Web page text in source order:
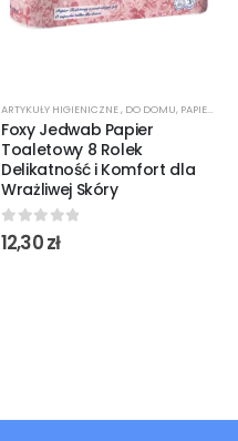
ARTYKUŁY HIGIENICZNE, DO DOMU, PAPIER TOALETOWY
Foxy Jedwab Papier
Toaletowy 8 Rolek
Delikatność i Komfort dla
Wrażliwej Skóry
0out of 5
12,30zł